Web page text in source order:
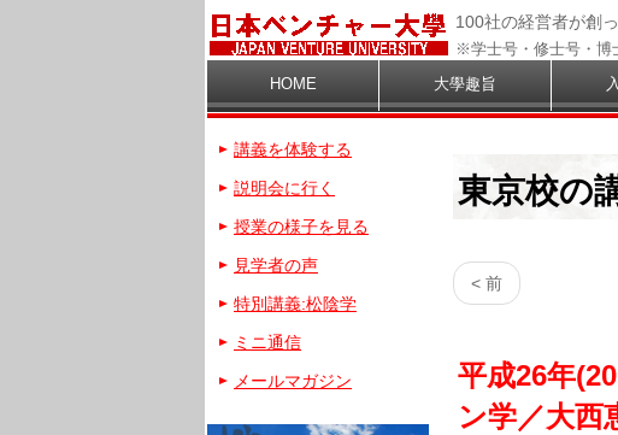
100社の経営者が創
※学士号・修士号・博
HOME 大學趣旨
東京校の
< 前
平成26年
ン学／大西
講義を体験する
説明会に行く
授業の様子を見る
見学者の声
特別講義:松陰学
ミニ通信
メールマガジン